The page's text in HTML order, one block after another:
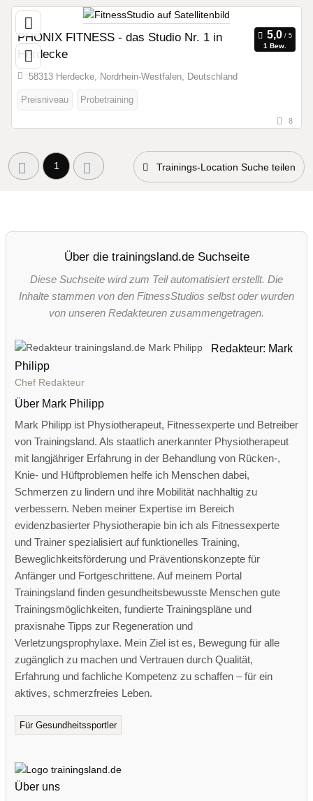
PHÖNIX FITNESS - das Studio Nr. 1 in
Herdecke
1 Bew.
58313 Herdecke, Nordrhein-Westfalen, Deutschland
Preisniveau Probetraining
8
1 Trainings-Location Suche teilen
Über die trainingsland.de Suchseite
Diese Suchseite wird zum Teil automatisiert erstellt. Die
Inhalte stammen von den FitnessStudios selbst oder wurden
von unseren Redakteuren zusammengetragen.
Redakteur: Mark
Philipp
Chef Redakteur
Über Mark Philipp
Mark Philipp ist Physiotherapeut, Fitnessexperte und Betreiber
von Trainingsland. Als staatlich anerkannter Physiotherapeut
mit langjähriger Erfahrung in der Behandlung von Rücken-,
Knie- und Hüftproblemen helfe ich Menschen dabei,
Schmerzen zu lindern und ihre Mobilität nachhaltig zu
verbessern. Neben meiner Expertise im Bereich
evidenzbasierter Physiotherapie bin ich als Fitnessexperte
und Trainer spezialisiert auf funktionelles Training,
Beweglichkeitsförderung und Präventionskonzepte für
Anfänger und Fortgeschrittene. Auf meinem Portal
Trainingsland finden gesundheitsbewusste Menschen gute
Trainingsmöglichkeiten, fundierte Trainingspläne und
praxisnahe Tipps zur Regeneration und
Verletzungsprophylaxe. Mein Ziel ist es, Bewegung für alle
zugänglich zu machen und Vertrauen durch Qualität,
Erfahrung und fachliche Kompetenz zu schaffen – für ein
aktives, schmerzfreies Leben.
Für Gesundheitssportler
Über uns